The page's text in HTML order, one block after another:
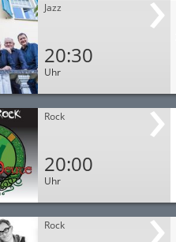
Jazz
20:30
Uhr
Rock
20:00
Uhr
Rock